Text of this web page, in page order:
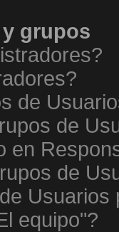
grupos
de
de
en
de
Usuarios
equipo"?